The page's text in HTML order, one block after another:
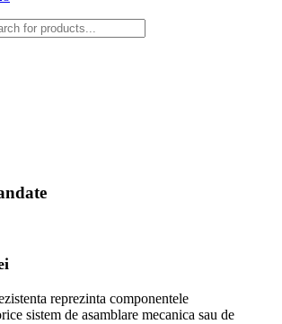
reprezinta componentele
sistem de asamblare mecanica sau de